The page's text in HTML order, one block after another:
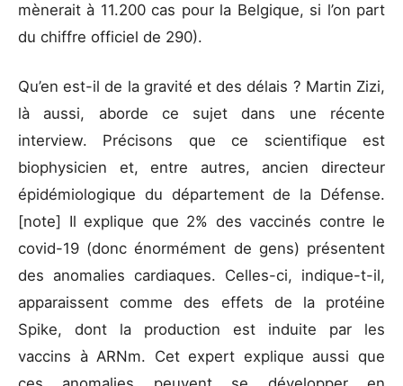
mènerait à 11.200 cas pour la Belgique, si l’on part
du chiffre officiel de 290).
Qu’en est-il de la gravité et des délais ? Martin Zizi,
là aussi, aborde ce sujet dans une récente
interview. Précisons que ce scientifique est
biophysicien et, entre autres, ancien directeur
épidémiologique du département de la Défense.
[note] Il explique que 2% des vaccinés contre le
covid-19 (donc énormément de gens) présentent
des anomalies cardiaques. Celles-ci, indique-t-il,
apparaissent comme des effets de la protéine
Spike, dont la production est induite par les
vaccins à ARNm. Cet expert explique aussi que